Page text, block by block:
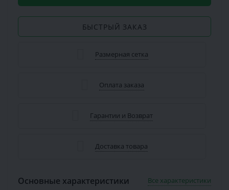
БЫСТРЫЙ ЗАКАЗ
Размерная сетка
Оплата заказа
Гарантии и Возврат
Доставка товара
Основные характеристики
Все характеристики